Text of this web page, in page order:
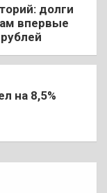
долги
впервые
на 8,5%